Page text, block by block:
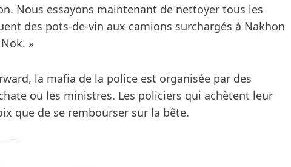
Nous essayons maintenant de nettoyer tous les
des pots-de-vin aux camions surchargés à Nakhon
»
la mafia de la police est organisée par des
ou les ministres. Les policiers qui achètent leur
que de se rembourser sur la bête.